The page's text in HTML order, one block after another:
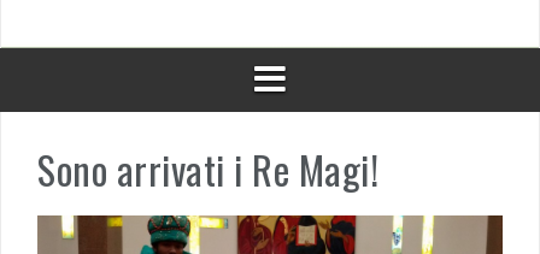
Sono arrivati i Re Magi!